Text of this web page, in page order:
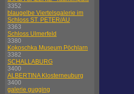
3352
blaugelbe Viertelsgalerie im
Schloss ST. PETER/AU
3363
Schloss Ulmerfeld
3380
Kokoschka Museum Pöchlarn
3382
SCHALLABURG
3400
ALBERTINA Klosterneuburg
3400
galerie gugging